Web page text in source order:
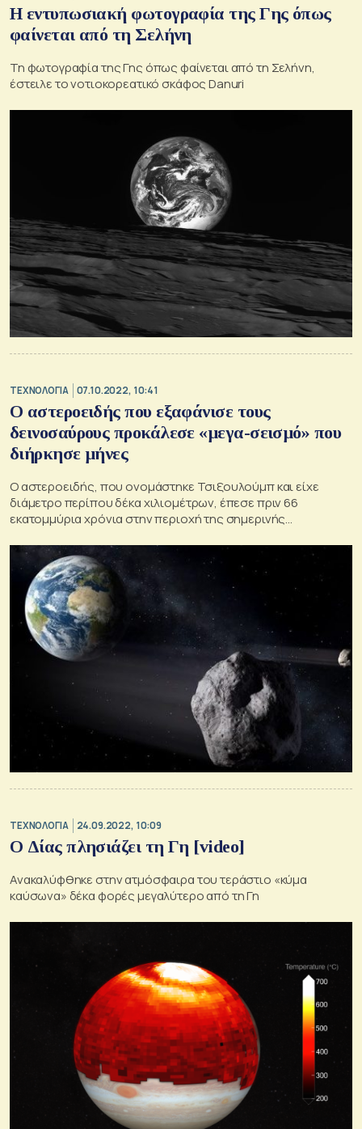
Η εντυπωσιακή φωτογραφία της Γης όπως
φαίνεται από τη Σελήνη
Τη φωτογραφία της Γης όπως φαίνεται από τη Σελήνη,
έστειλε το νοτιοκορεατικό σκάφος Danuri
ΤΕΧΝΟΛΟΓΙΑ 07.10.2022, 10:41
Ο αστεροειδής που εξαφάνισε τους
δεινοσαύρους προκάλεσε «μεγα-σεισμό» που
διήρκησε μήνες
Ο αστεροειδής, που ονομάστηκε Τσιξουλούμπ και είχε
διάμετρο περίπου δέκα χιλιομέτρων, έπεσε πριν 66
εκατομμύρια χρόνια στην περιοχή της σημερινής
ΤΕΧΝΟΛΟΓΙΑ 24.09.2022, 10:09
Ο Δίας πλησιάζει τη Γη [video]
Ανακαλύφθηκε στην ατμόσφαιρα του τεράστιο «κύμα
καύσωνα» δέκα φορές μεγαλύτερο από τη Γη